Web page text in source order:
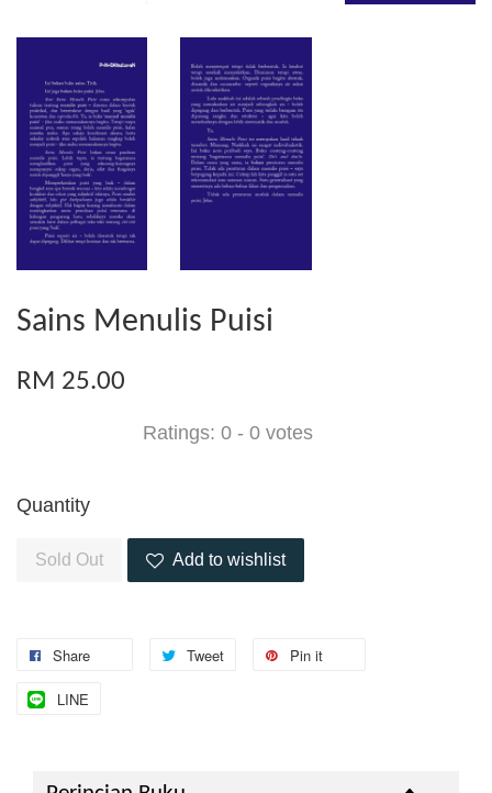
Sains Menulis Puisi
RM 25.00
Ratings: 0 - 0 votes
Quantity
Sold Out Add to wishlist
Share Tweet Pin it
LINE